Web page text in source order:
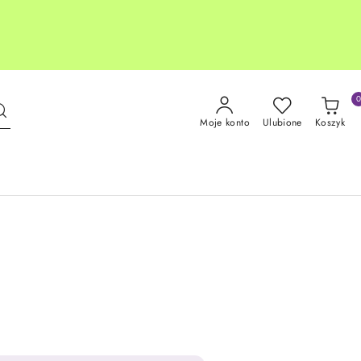
Moje konto Ulubione Koszyk
0